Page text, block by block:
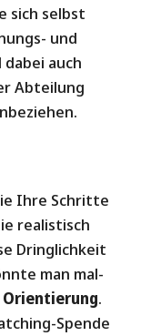
sich selbst
und
auch
Abteilung
Ihre Schritte
realistisch
Dringlichkeit
man mal-
Orientierung.
Spende